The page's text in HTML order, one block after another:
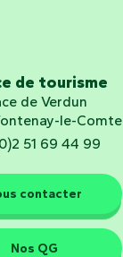
de tourisme
de Verdun
le-Comte
51 69 44 99
contacter
Nos QG